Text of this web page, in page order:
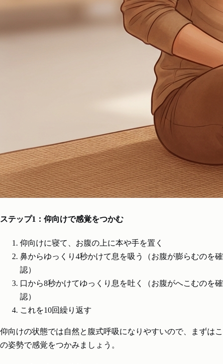
ステップ1：仰向けで感覚をつかむ
仰向けに寝て、お腹の上に本や手を置く
鼻からゆっくり4秒かけて息を吸う（お腹が膨らむのを確
認）
口から8秒かけてゆっくり息を吐く（お腹がへこむのを確
認）
これを10回繰り返す
仰向けの状態では自然と腹式呼吸になりやすいので、まずはこ
の姿勢で感覚をつかみましょう。